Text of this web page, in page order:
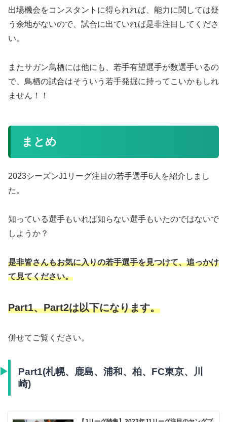
出場機会をコンスタントに得られれば、能力に関しては疑
う余地がないので、試合に出ていれば是非注目してくださ
い。
またサガン鳥栖には他にも、若手有望選手が数選手いるの
で、鳥栖の試合はそういう若手発掘に持ってこいかもしれ
ません！！
まとめ
2023シーズンJ1リーグ注目の若手選手6人を紹介しまし
た。
知っている選手もいれば知らない選手もいたのではないで
しようか？
是非皆さんもお気に入りの若手選手を見つけて、追っかけ
て見てください。
Part1、Part2は以下になります。
併せてご覧ください。
Part1(札幌、鹿島、浦和、柏、FC東京、川
崎)